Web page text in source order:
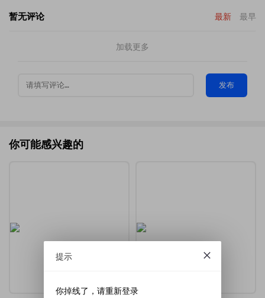
暂无评论 最新 最早
加载更多
发布
你可能感兴趣的
提示
你掉线了，请重新登录